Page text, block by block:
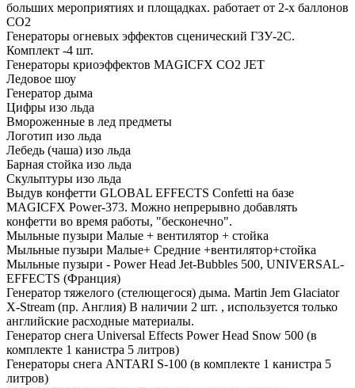
больших мероприятиях и площадках. работает от 2-х баллонов
СО2
Генераторы огневых эффектов сценический ГЗУ-2С.
Комплект -4 шт.
Генераторы криоэффектов MAGICFX CO2 JET
Ледовое шоу
Генератор дыма
Цифры изо льда
Вмороженные в лед предметы
Логотип изо льда
Лебедь (чаша) изо льда
Барная стойка изо льда
Скульптуры изо льда
Выдув конфетти GLOBAL EFFECTS Confetti на базе
MAGICFX Power-373. Можно непрерывно добавлять
конфетти во время работы, "бесконечно".
Мыльные пузыри Малые + вентилятор + стойка
Мыльные пузыри Малые+ Средние +вентилятор+стойка
Мыльные пузыри - Power Head Jet-Bubbles 500, UNIVERSAL-
EFFECTS (Франция)
Генератор тяжелого (стелющегося) дыма. Martin Jem Glaciator
X-Stream (пр. Англия) В наличии 2 шт. , используется только
английские расходные материалы.
Генератор снега Universal Effects Power Head Snow 500 (в
комплекте 1 канистра 5 литров)
Генераторы снега ANTARI S-100 (в комплекте 1 канистра 5
литров)